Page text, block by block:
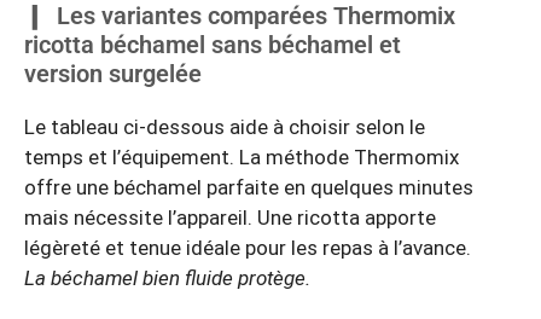
Les variantes comparées Thermomix
ricotta béchamel sans béchamel et
version surgelée
Le tableau ci‑dessous aide à choisir selon le
temps et l’équipement. La méthode Thermomix
offre une béchamel parfaite en quelques minutes
mais nécessite l’appareil. Une ricotta apporte
légèreté et tenue idéale pour les repas à l’avance.
La béchamel bien fluide protège.